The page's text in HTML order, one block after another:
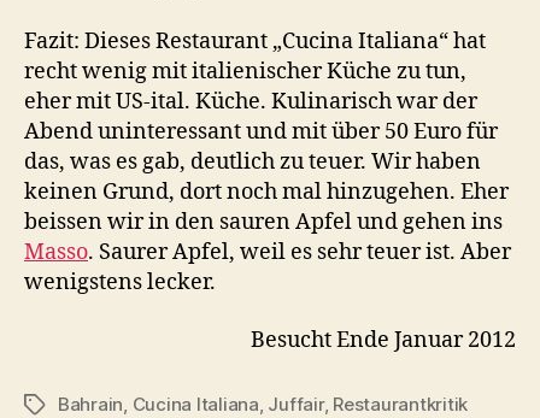
Fazit: Dieses Restaurant „Cucina Italiana“ hat
recht wenig mit italienischer Küche zu tun,
eher mit US-ital. Küche. Kulinarisch war der
Abend uninteressant und mit über 50 Euro für
das, was es gab, deutlich zu teuer. Wir haben
keinen Grund, dort noch mal hinzugehen. Eher
beissen wir in den sauren Apfel und gehen ins
Masso. Saurer Apfel, weil es sehr teuer ist. Aber
wenigstens lecker.
Besucht Ende Januar 2012
Schlagwörter
Bahrain Cucina Italiana Juffair, Restaurantkritik